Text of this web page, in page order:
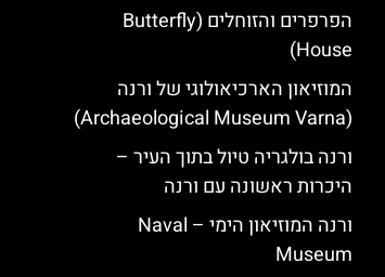
הפרפרים והזוחלים (Butterfly
House)
המוזיאון הארכיאולוגי של ורנה
(Archaeological Museum Varna)
ורנה בולגריה טיול בתוך העיר –
היכרות ראשונה עם ורנה
ורנה המוזיאון הימי – Naval
Museum